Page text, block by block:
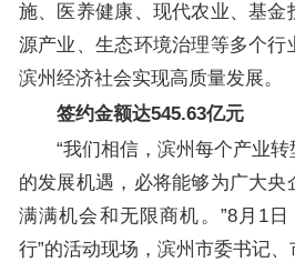
施、医养健康、现代农业、基金
源产业、生态环境治理等多个行
滨州经济社会实现高质量发展。
签约金额达545.63亿元
“我们相信，滨州每个产业
的发展机遇，必将能够为广大央
满满机会和无限商机。”8月1日
行”的活动现场，滨州市委书记